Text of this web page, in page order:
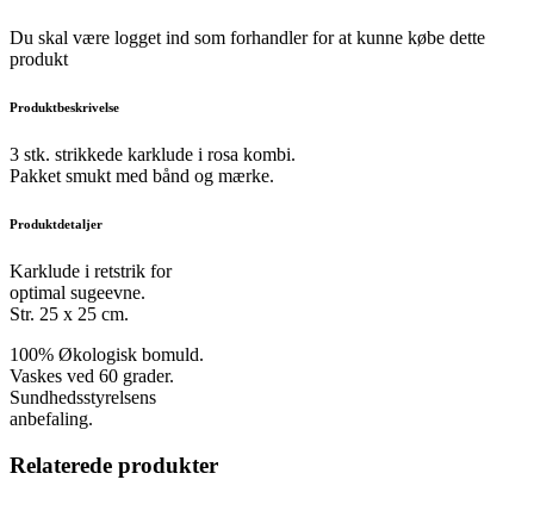
Du skal være logget ind som forhandler for at kunne købe dette
produkt
Produktbeskrivelse
3 stk. strikkede karklude i rosa kombi.
Pakket smukt med bånd og mærke.
Produktdetaljer
Karklude i retstrik for
optimal sugeevne.
Str. 25 x 25 cm.
100% Økologisk bomuld.
Vaskes ved 60 grader.
Sundhedsstyrelsens
anbefaling.
Relaterede produkter